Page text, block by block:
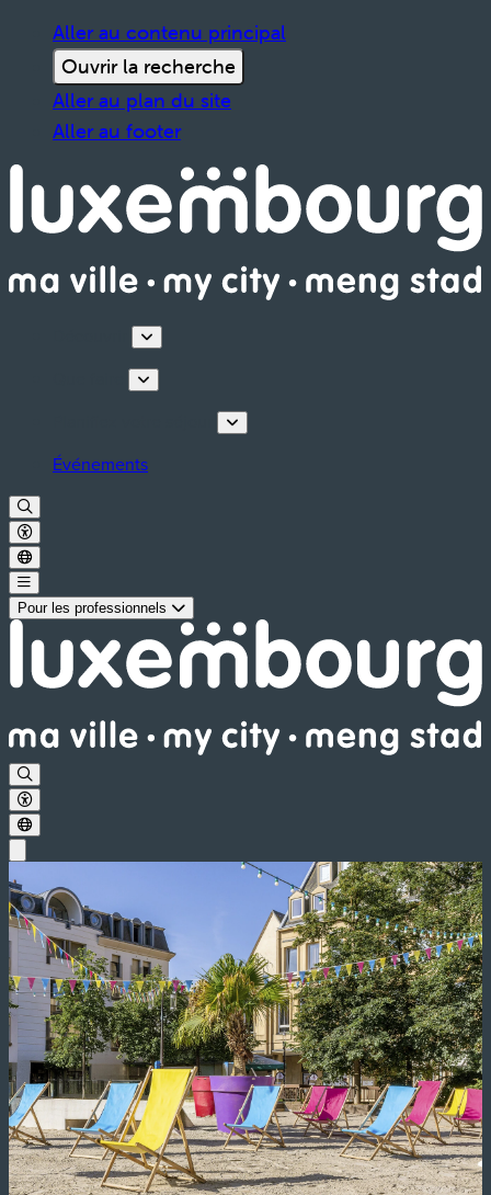
Aller au contenu principal
Ouvrir la recherche
Aller au plan du site
Aller au footer
Événements
Pour les professionnels